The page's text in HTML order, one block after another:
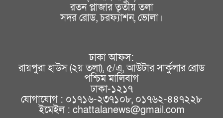
রতন প্লাজার তৃতীয় তলা
সদর রোড, চরফ্যাশন, ভোলা।
ঢাকা অফিস:
রায়পুরা হাউস (২য় তলা), ৫/এ, আউটার সার্কুলার রোড
পশ্চিম মালিবাগ
ঢাকা-১২১৭
যোগাযোগ : ০১৭১৬-২৩৭১০৮, ০১৭৬২-৪৪৭২২৮
ইমেইল : chattalanews@gmail.com